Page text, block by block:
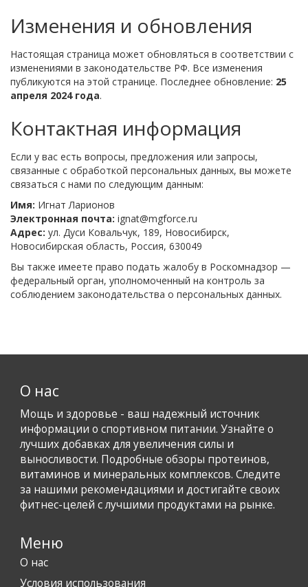
Изменения и обновления
Настоящая страница может обновляться в соответствии с
изменениями в законодательстве РФ. Все изменения
публикуются на этой странице. Последнее обновление: 25
апреля 2024 года.
Контактная информация
Если у вас есть вопросы, предложения или запросы,
связанные с обработкой персональных данных, вы можете
связаться с нами по следующим данным:
Имя: Игнат Ларионов
Электронная почта: ignat@mgforce.ru
Адрес: ул. Дуси Ковальчук, 189, Новосибирск,
Новосибирская область, Россия, 630049
Вы также имеете право подать жалобу в Роскомнадзор —
федеральный орган, уполномоченный на контроль за
соблюдением законодательства о персональных данных.
О нас
Мощь и здоровье - ваш надежный источник
информации о спортивном питании. Узнайте о
лучших добавках для увеличения силы и
выносливости. Подробные обзоры протеинов,
витаминов и минеральных комплексов. Следите
за нашими рекомендациями и достигайте своих
фитнес-целей с лучшими продуктами на рынке.
Меню
О нас
Условия использования